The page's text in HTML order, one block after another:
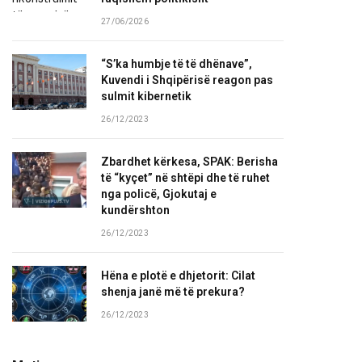
27/06/2026
“S’ka humbje të të dhënave”,
Kuvendi i Shqipërisë reagon pas
sulmit kibernetik
26/12/2023
Zbardhet kërkesa, SPAK: Berisha
të “kyçet” në shtëpi dhe të ruhet
nga policë, Gjokutaj e
kundërshton
26/12/2023
Hëna e plotë e dhjetorit: Cilat
shenja janë më të prekura?
26/12/2023